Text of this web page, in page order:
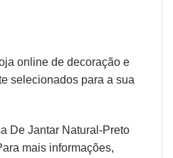
online de decoração e
selecionados para a sua
De Jantar Natural-Preto
mais informações,